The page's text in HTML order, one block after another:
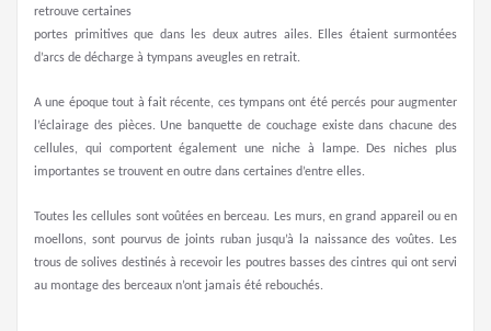
retrouve certaines
portes primitives que dans les deux autres ailes. Elles étaient surmontées
d’arcs de décharge à tympans aveugles en retrait.
A une époque tout à fait récente, ces tympans ont été percés pour augmenter
l’éclairage des pièces. Une banquette de couchage existe dans chacune des
cellules, qui comportent également une niche à lampe. Des niches plus
importantes se trouvent en outre dans certaines d’entre elles.
Toutes les cellules sont voûtées en berceau. Les murs, en grand appareil ou en
moellons, sont pourvus de joints ruban jusqu’à la naissance des voûtes. Les
trous de solives destinés à recevoir les poutres basses des cintres qui ont servi
au montage des berceaux n’ont jamais été rebouchés.